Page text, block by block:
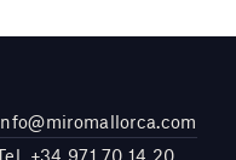
+34 971 70 14 20